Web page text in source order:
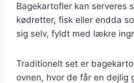
Bagekartofler kan serveres
kødretter, fisk eller endda
sig selv, fyldt med lækre
Traditionelt set er
ovnen, hvor de får en dejlig